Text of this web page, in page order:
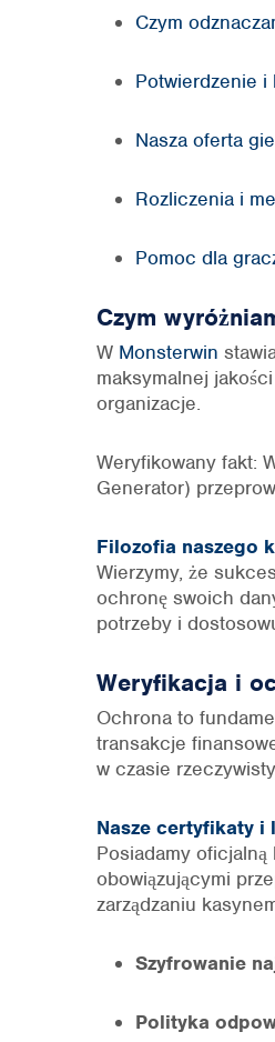
Czym
Potwierdzenie i
Nasza oferta
Rozliczenia i
Pomoc dla
Czym
W Monsterwin
maksymalnej
organizacje.
Weryfikowany fakt:
Generator)
Filozofia naszego
Wierzymy, że
ochronę swoich
potrzeby i
Weryfikacja i
Ochrona to
transakcje
w czasie
Nasze certyfikaty i
Posiadamy
obowiązującymi
zarządzaniu
Szyfrowanie
Polityka